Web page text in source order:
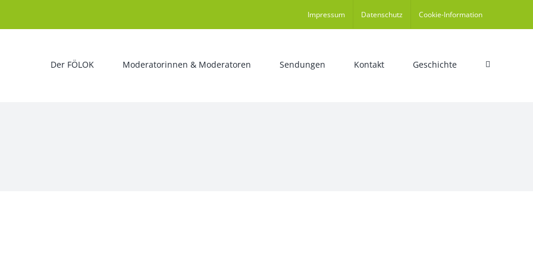
Impressum Datenschutz Cookie-Information
Der FÖLOK Moderatorinnen & Moderatoren Sendungen Kontakt Geschichte